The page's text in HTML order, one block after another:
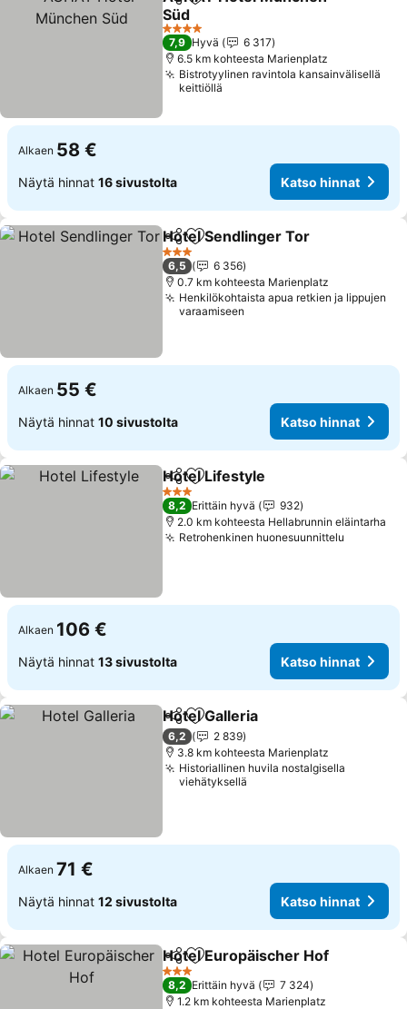
Jaa Lisää suosikkeihin
Süd
4 Tähtiluokitus
7,9 Hyvä
6 317
6.5 km kohteesta Marienplatz
Bistrotyylinen ravintola kansainvälisellä
keittiöllä
Alkaen 58 €
Näytä hinnat 16 sivustolta Katso hinnat
Jaa Lisää suosikkeihin
Hotel Sendlinger Tor
3 Tähtiluokitus
6,5
6 356
0.7 km kohteesta Marienplatz
Henkilökohtaista apua retkien ja lippujen
varaamiseen
Alkaen 55 €
Näytä hinnat 10 sivustolta Katso hinnat
Jaa Lisää suosikkeihin
Hotel Lifestyle
3 Tähtiluokitus
8,2 Erittäin hyvä
932
2.0 km kohteesta Hellabrunnin eläintarha
Retrohenkinen huonesuunnittelu
Alkaen 106 €
Näytä hinnat 13 sivustolta Katso hinnat
Jaa Lisää suosikkeihin
Hotel Galleria
6,2
2 839
3.8 km kohteesta Marienplatz
Historiallinen huvila nostalgisella
viehätyksellä
Alkaen 71 €
Näytä hinnat 12 sivustolta Katso hinnat
Jaa Lisää suosikkeihin
Hotel Europäischer Hof
3 Tähtiluokitus
8,2 Erittäin hyvä
7 324
1.2 km kohteesta Marienplatz